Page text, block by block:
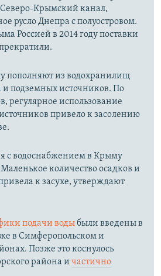
Северо-Крымский канал,
русло Днепра с полуостровом.
Россией в 2014 году поставки
пополняют из водохранилищ
и подземных источников. По
регулярное использование
привело к засолению
с водоснабжением в Крыму
количество осадков и
к засухе, утверждают
подачи водыбыли введены в
в Симферопольском и
Позже это коснулось
района и частично